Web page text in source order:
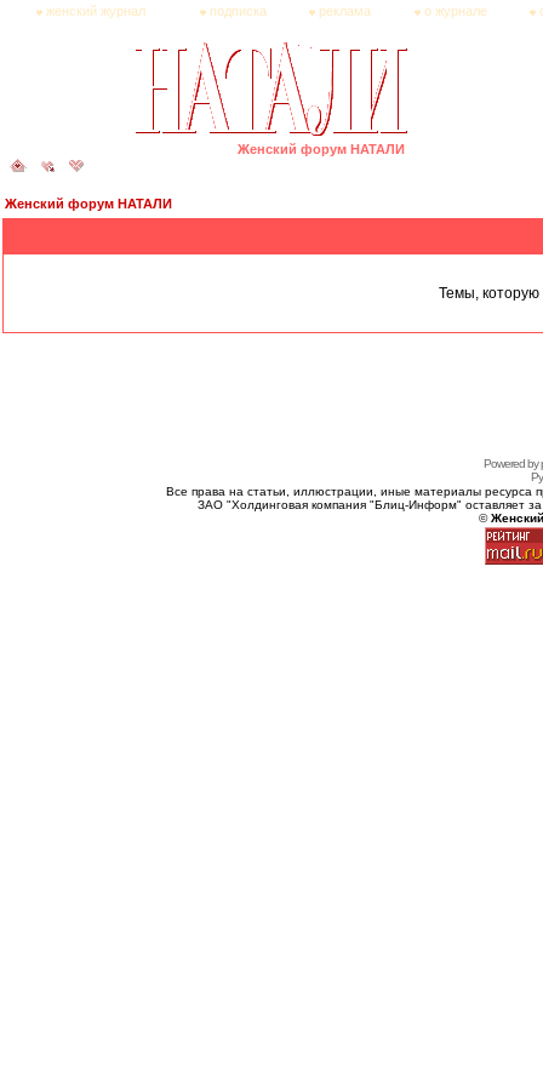
женский журнал подписка реклама о журнале
Женский форум НАТАЛИ
Женский форум НАТАЛИ
Темы, которую
Powered by
Все права на статьи, иллюстрации, иные материалы
ЗАО "Холдинговая компания "Блиц-Информ" оставляет
©